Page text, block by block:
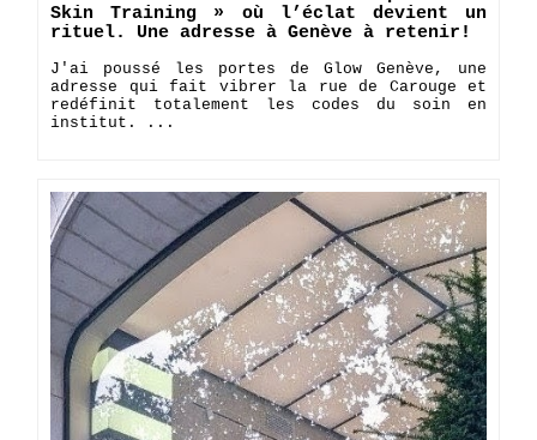
Skin Training » où l’éclat devient un
rituel. Une adresse à Genève à retenir!
J'ai poussé les portes de Glow Genève, une
adresse qui fait vibrer la rue de Carouge et
redéfinit totalement les codes du soin en
institut. ...